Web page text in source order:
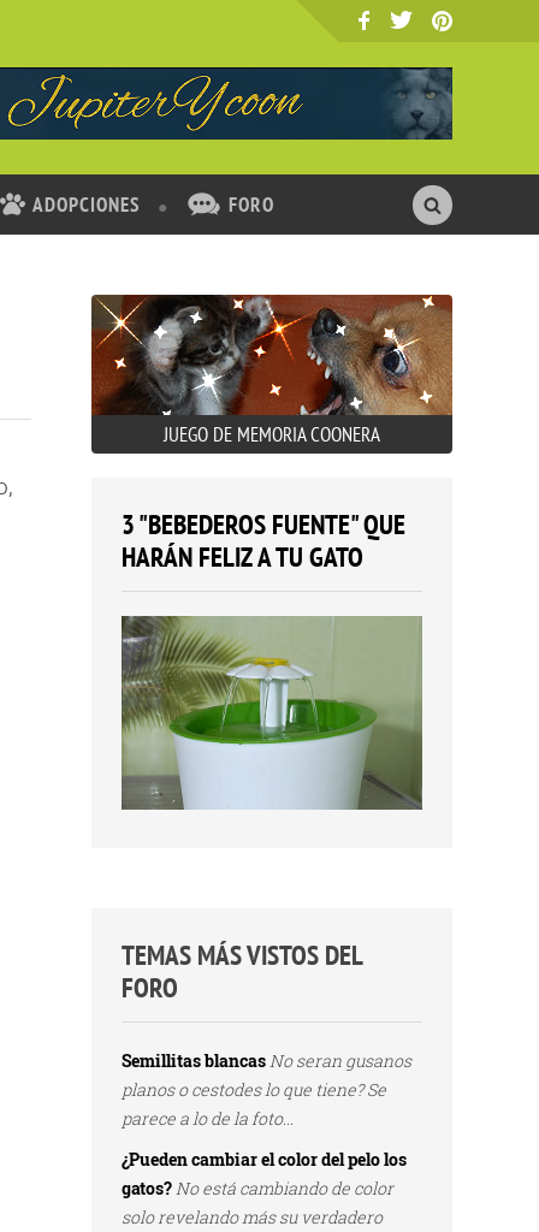
ADOPCIONES FORO
JUEGO DE MEMORIA COONERA
3 "BEBEDEROS FUENTE" QUE
HARÁN FELIZ A TU GATO
TEMAS MÁS VISTOS DEL
FORO
Semillitas blancasNo seran gusanos
planos o cestodes lo que tiene? Se
parece a lo de la foto...
¿Pueden cambiar el color del pelo los
gatos?No está cambiando de color
solo revelando más su verdadero